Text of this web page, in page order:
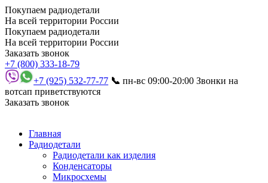
Покупаем радиодетали
На всей территории России
Покупаем радиодетали
На всей территории России
Заказать звонок
+7 (800) 333-18-79
+7 (925) 532-77-77 📞 пн-вс 09:00-20:00 Звонки на
вотсап приветствуются
Заказать звонок
Главная
Радиодетали
Радиодетали как изделия
Конденсаторы
Микросхемы